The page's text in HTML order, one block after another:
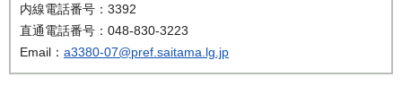
内線電話番号：3392
直通電話番号：048-830-3223
Email： a3380-07@pref.saitama.lg.jp